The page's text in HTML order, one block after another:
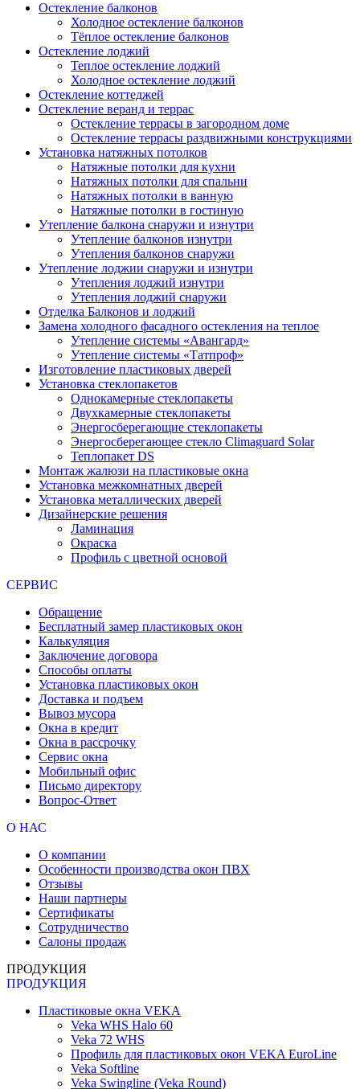
Остекление балконов
Холодное остекление балконов
Тёплое остекление балконов
Остекление лоджий
Теплое остекление лоджий
Холодное остекление лоджий
Остекление коттеджей
Остекление веранд и террас
Остекление террасы в загородном доме
Остекление террасы раздвижными конструкциями
Установка натяжных потолков
Натяжные потолки для кухни
Натяжных потолки для спальни
Натяжных потолки в ванную
Натяжные потолки в гостиную
Утепление балкона снаружи и изнутри
Утепление балконов изнутри
Утепления балконов снаружи
Утепление лоджии снаружи и изнутри
Утепления лоджий изнутри
Утепления лоджий снаружи
Отделка Балконов и лоджий
Замена холодного фасадного остекления на теплое
Утепление системы «Авангард»
Утепление системы «Татпроф»
Изготовление пластиковых дверей
Установка стеклопакетов
Однокамерные стеклопакеты
Двухкамерные стеклопакеты
Энергосберегающие стеклопакеты
Энергосберегающее стекло Climaguard Solar
Теплопакет DS
Монтаж жалюзи на пластиковые окна
Установка межкомнатных дверей
Установка металлических дверей
Дизайнерские решения
Ламинация
Окраска
Профиль с цветной основой
СЕРВИС
Обращение
Бесплатный замер пластиковых окон
Калькуляция
Заключение договора
Способы оплаты
Установка пластиковых окон
Доставка и подъем
Вывоз мусора
Окна в кредит
Окна в рассрочку
Сервис окна
Мобильный офис
Письмо директору
Вопрос-Ответ
О НАС
О компании
Особенности производства окон ПВХ
Отзывы
Наши партнеры
Сертификаты
Сотрудничество
Салоны продаж
ПРОДУКЦИЯ
ПРОДУКЦИЯ
Пластиковые окна VEKA
Veka WHS Halo 60
Veka 72 WHS
Профиль для пластиковых окон VEKA EuroLine
Veka Softline
Veka Swingline (Veka Round)